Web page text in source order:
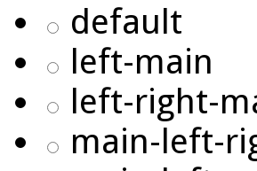
default
left-main
left-right-
main-left-